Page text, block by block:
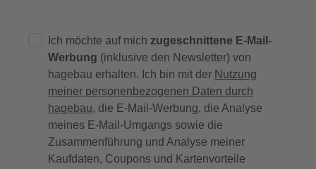
Ich möchte auf mich zugeschnittene E-Mail-
Werbung (inklusive den Newsletter) von
hagebau erhalten. Ich bin mit der Nutzung
meiner personenbezogenen Daten durch
hagebau, die E-Mail-Werbung, die Analyse
meines E-Mail-Umgangs sowie die
Zusammenführung und Analyse meiner
Kaufdaten, Coupons und Kartenvorteile